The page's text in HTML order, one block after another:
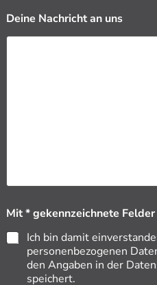
Deine Nachricht an uns
Mit * gekennzeichnete
Ich bin damit
personenbezogenen
den Angaben in der
speichert.